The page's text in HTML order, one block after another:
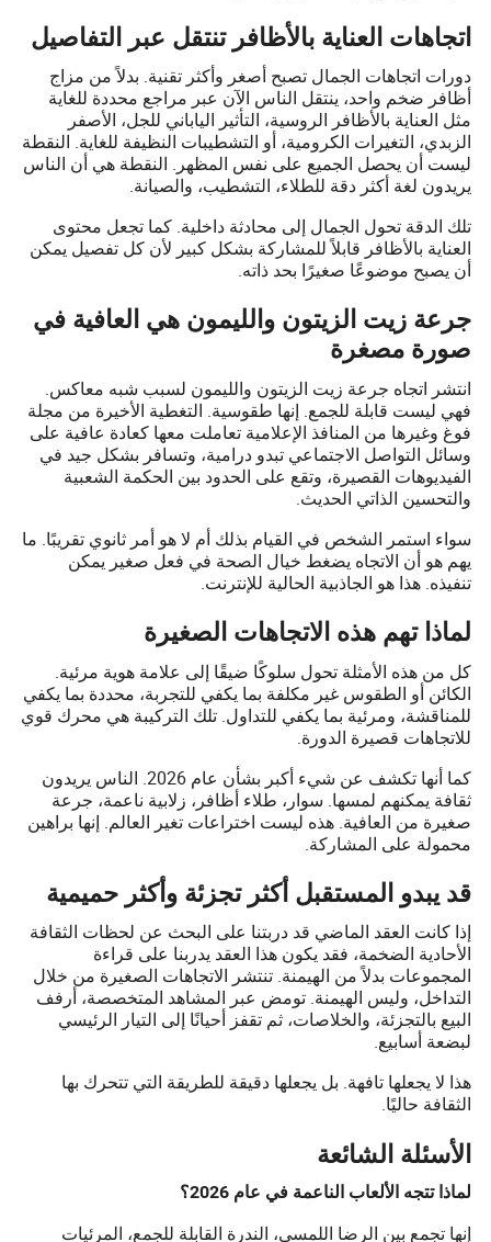
اتجاهات العناية بالأظافر تنتقل عبر التفاصيل
دورات اتجاهات الجمال تصبح أصغر وأكثر تقنية. بدلاً من مزاج
أظافر ضخم واحد، ينتقل الناس الآن عبر مراجع محددة للغاية
مثل العناية بالأظافر الروسية، التأثير الياباني للجل، الأصفر
الزبدي، التغيرات الكرومية، أو التشطيبات النظيفة للغاية. النقطة
ليست أن يحصل الجميع على نفس المظهر. النقطة هي أن الناس
يريدون لغة أكثر دقة للطلاء، التشطيب، والصيانة.
تلك الدقة تحول الجمال إلى محادثة داخلية. كما تجعل محتوى
العناية بالأظافر قابلاً للمشاركة بشكل كبير لأن كل تفصيل يمكن
أن يصبح موضوعًا صغيرًا بحد ذاته.
جرعة زيت الزيتون والليمون هي العافية في
صورة مصغرة
انتشر اتجاه جرعة زيت الزيتون والليمون لسبب شبه معاكس.
فهي ليست قابلة للجمع. إنها طقوسية. التغطية الأخيرة من مجلة
فوغ وغيرها من المنافذ الإعلامية تعاملت معها كعادة عافية على
وسائل التواصل الاجتماعي تبدو درامية، وتسافر بشكل جيد في
الفيديوهات القصيرة، وتقع على الحدود بين الحكمة الشعبية
والتحسين الذاتي الحديث.
سواء استمر الشخص في القيام بذلك أم لا هو أمر ثانوي تقريبًا. ما
يهم هو أن الاتجاه يضغط خيال الصحة في فعل صغير يمكن
تنفيذه. هذا هو الجاذبية الحالية للإنترنت.
لماذا تهم هذه الاتجاهات الصغيرة
كل من هذه الأمثلة تحول سلوكًا ضيقًا إلى علامة هوية مرئية.
الكائن أو الطقوس غير مكلفة بما يكفي للتجربة، محددة بما يكفي
للمناقشة، ومرئية بما يكفي للتداول. تلك التركيبة هي محرك قوي
للاتجاهات قصيرة الدورة.
كما أنها تكشف عن شيء أكبر بشأن عام 2026. الناس يريدون
ثقافة يمكنهم لمسها. سوار، طلاء أظافر، زلابية ناعمة، جرعة
صغيرة من العافية. هذه ليست اختراعات تغير العالم. إنها براهين
محمولة على المشاركة.
قد يبدو المستقبل أكثر تجزئة وأكثر حميمية
إذا كانت العقد الماضي قد دربتنا على البحث عن لحظات الثقافة
الأحادية الضخمة، فقد يكون هذا العقد يدربنا على قراءة
المجموعات بدلاً من الهيمنة. تنتشر الاتجاهات الصغيرة من خلال
التداخل، وليس الهيمنة. تومض عبر المشاهد المتخصصة، أرفف
البيع بالتجزئة، والخلاصات، ثم تقفز أحيانًا إلى التيار الرئيسي
لبضعة أسابيع.
هذا لا يجعلها تافهة. بل يجعلها دقيقة للطريقة التي تتحرك بها
الثقافة حاليًا.
الأسئلة الشائعة
لماذا تتجه الألعاب الناعمة في عام 2026؟
إنها تجمع بين الرضا اللمسي، الندرة القابلة للجمع، المرئيات